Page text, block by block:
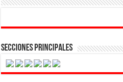
Secciones Principales